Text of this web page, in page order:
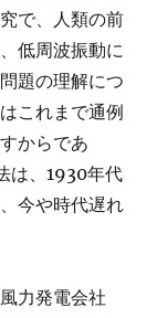
で、人類の前
低周波振動に
題の理解につ
これまで通例
からであ
は、1930年代
今や時代遅れ
力発電会社